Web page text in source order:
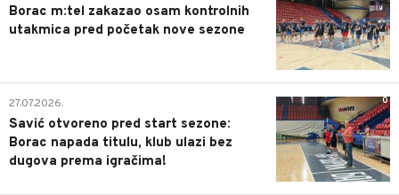
Borac m:tel zakazao osam kontrolnih
utakmica pred početak nove sezone
0
27.07.2026.
Savić otvoreno pred start sezone:
Borac napada titulu, klub ulazi bez
dugova prema igračima!